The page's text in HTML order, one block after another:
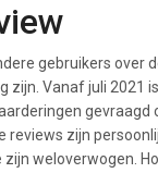
gebruikers over
zijn. Vanaf juli 2021
gevraagd
reviews zijn
weloverwogen.